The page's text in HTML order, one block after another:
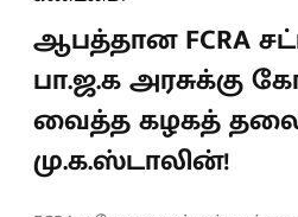
ஆபத்தான FCRA
பா.ஜ.க அரசுக்கு
வைத்த கழகத்
மு.க.ஸ்டாலின்!